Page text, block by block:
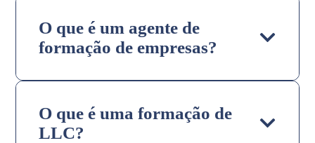
O que é um agente de
formação de empresas?
O que é uma formação de
LLC?